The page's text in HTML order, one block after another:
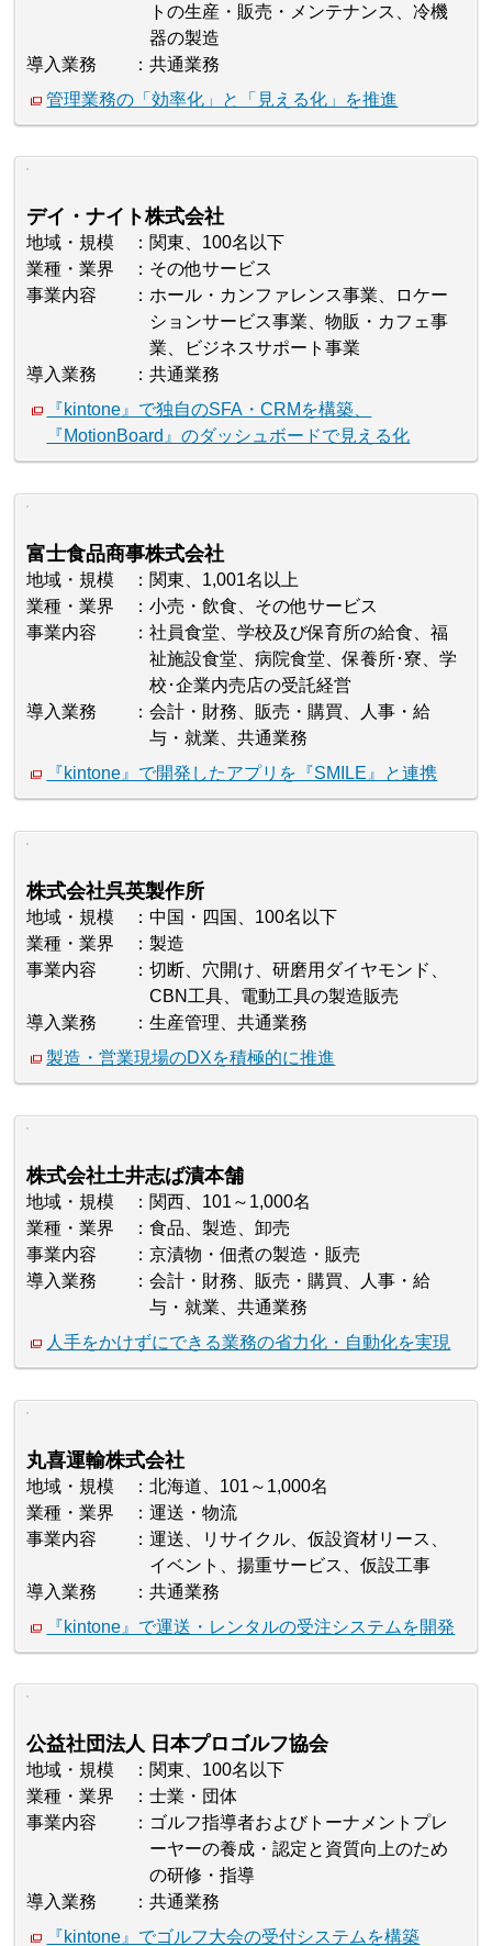
トの生産・販売・メンテナンス、冷機
器の製造
導入業務
共通業務
管理業務の「効率化」と「見える化」を推進
デイ・ナイト株式会社
地域・規模
関東、100名以下
業種・業界
その他サービス
事業内容
ホール・カンファレンス事業、ロケー
ションサービス事業、物販・カフェ事
業、ビジネスサポート事業
導入業務
共通業務
『kintone』で独自のSFA・CRMを構築、
『MotionBoard』のダッシュボードで見える化
富士食品商事株式会社
地域・規模
関東、1,001名以上
業種・業界
小売・飲食、その他サービス
事業内容
社員食堂、学校及び保育所の給食、福
祉施設食堂、病院食堂、保養所･寮、学
校･企業内売店の受託経営
導入業務
会計・財務、販売・購買、人事・給
与・就業、共通業務
『kintone』で開発したアプリを『SMILE』と連携
株式会社呉英製作所
地域・規模
中国・四国、100名以下
業種・業界
製造
事業内容
切断、穴開け、研磨用ダイヤモンド、
CBN工具、電動工具の製造販売
導入業務
生産管理、共通業務
製造・営業現場のDXを積極的に推進
株式会社土井志ば漬本舗
地域・規模
関西、101～1,000名
業種・業界
食品、製造、卸売
事業内容
京漬物・佃煮の製造・販売
導入業務
会計・財務、販売・購買、人事・給
与・就業、共通業務
人手をかけずにできる業務の省力化・自動化を実現
丸喜運輸株式会社
地域・規模
北海道、101～1,000名
業種・業界
運送・物流
事業内容
運送、リサイクル、仮設資材リース、
イベント、揚重サービス、仮設工事
導入業務
共通業務
『kintone』で運送・レンタルの受注システムを開発
公益社団法人 日本プロゴルフ協会
地域・規模
関東、100名以下
業種・業界
士業・団体
事業内容
ゴルフ指導者およびトーナメントプレ
ーヤーの養成・認定と資質向上のため
の研修・指導
導入業務
共通業務
『kintone』でゴルフ大会の受付システムを構築